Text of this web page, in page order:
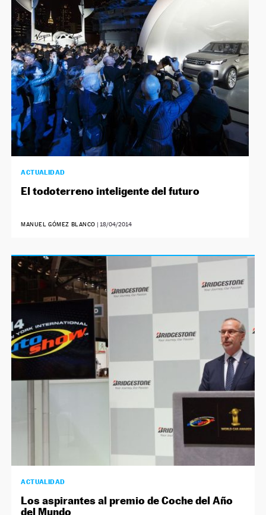
ACTUALIDAD
El todoterreno inteligente del futuro
MANUEL GÓMEZ BLANCO | 18/04/2014
ACTUALIDAD
Los aspirantes al premio de Coche del Año
del Mundo